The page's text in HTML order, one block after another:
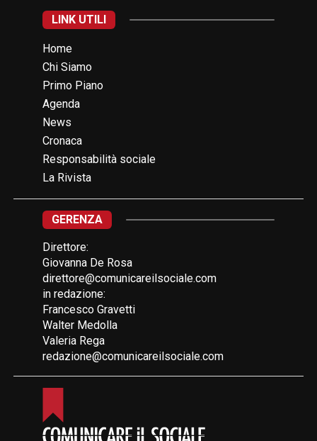
LINK UTILI
Home
Chi Siamo
Primo Piano
Agenda
News
Cronaca
Responsabilità sociale
La Rivista
GERENZA
Direttore:
Giovanna De Rosa
direttore@comunicareilsociale.com
in redazione:
Francesco Gravetti
Walter Medolla
Valeria Rega
redazione@comunicareilsociale.com